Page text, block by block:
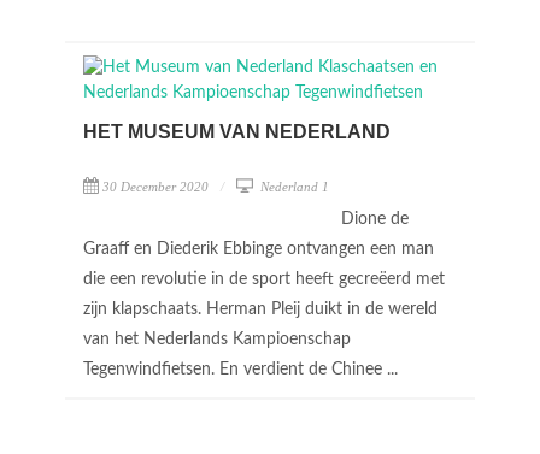
HET MUSEUM VAN NEDERLAND
30 December 2020 Nederland 1
Dione de
Graaff en Diederik Ebbinge ontvangen een man
die een revolutie in de sport heeft gecreëerd met
zijn klapschaats. Herman Pleij duikt in de wereld
van het Nederlands Kampioenschap
Tegenwindfietsen. En verdient de Chinee ...